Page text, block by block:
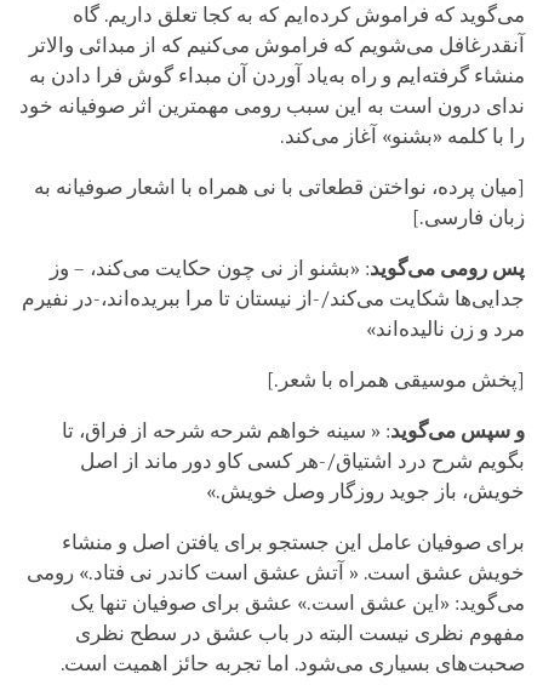
می‌گوید که فراموش کرده‌ایم که به کجا تعلق داریم. گاه
آنقدرغافل می‌شویم که فراموش می‌کنیم که از مبدائی والاتر
منشاء گرفته‌ایم و راه به‌یاد آوردن آن مبداء گوش فرا دادن به
ندای درون است به این سبب رومی مهمترین اثر صوفیانه خود
را با کلمه «بشنو» آغاز می‌کند.
[میان پرده، نواختن قطعاتی با نی همراه با اشعار صوفیانه به
زبان فارسی.]
پس رومی می‌گوید: «بشنو از نی چون حکایت می‌کند، – وز
جدایی‌ها شکایت می‌کند/-از نیستان تا مرا ببریده‌اند،-در نفیرم
مرد و زن نالیده‌اند»
[پخش موسیقی همراه با شعر.]
و سپس می‌گوید: « سینه خواهم شرحه شرحه از فراق، تا
بگویم شرح درد اشتیاق/-هر کسی کاو دور ماند از اصل
خویش، باز جوید روزگار وصل خویش.»
برای صوفیان عامل این جستجو برای یافتن اصل و منشاء
خویش عشق است. « آتش عشق است کاندر نی فتاد.» رومی
می‌گوید: «این عشق است.» عشق برای صوفیان تنها یک
مفهوم نظری نیست البته در باب عشق در سطح نظری
صحبت‌های بسیاری می‌شود. اما تجربه حائز اهمیت است.